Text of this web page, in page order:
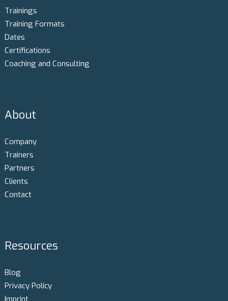
Trainings
Training Formats
Dates
Certifications
Coaching and Consulting
About
Company
Trainers
Partners
Clients
Contact
Resources
Blog
Privacy Policy
Imprint